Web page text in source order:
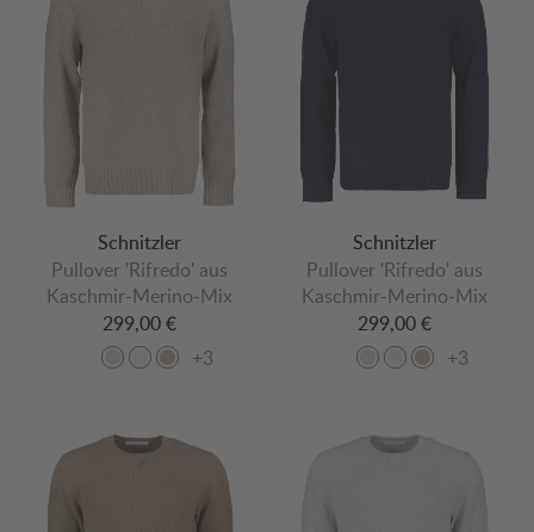
Schnitzler
Pullover 'Rifredo' aus
Kaschmir-Merino-Mix
299,00 €
+3
Schnitzler
Pullover 'Rifredo' aus
Kaschmir-Merino-Mix
299,00 €
+3